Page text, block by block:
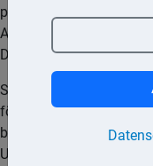
private Krankenhäuser
Anlagevermögen
Das gleiche gilt für
Sonderabschreibungen
förderungswürdige
bestimmte
Unternehmen gewährt.